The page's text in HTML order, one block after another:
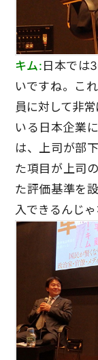
キム: 日本では
いですね。こ
員に対して非
いる日本企業
は、上司が部
た項目が上司
た評価基準を
入できるんじゃ